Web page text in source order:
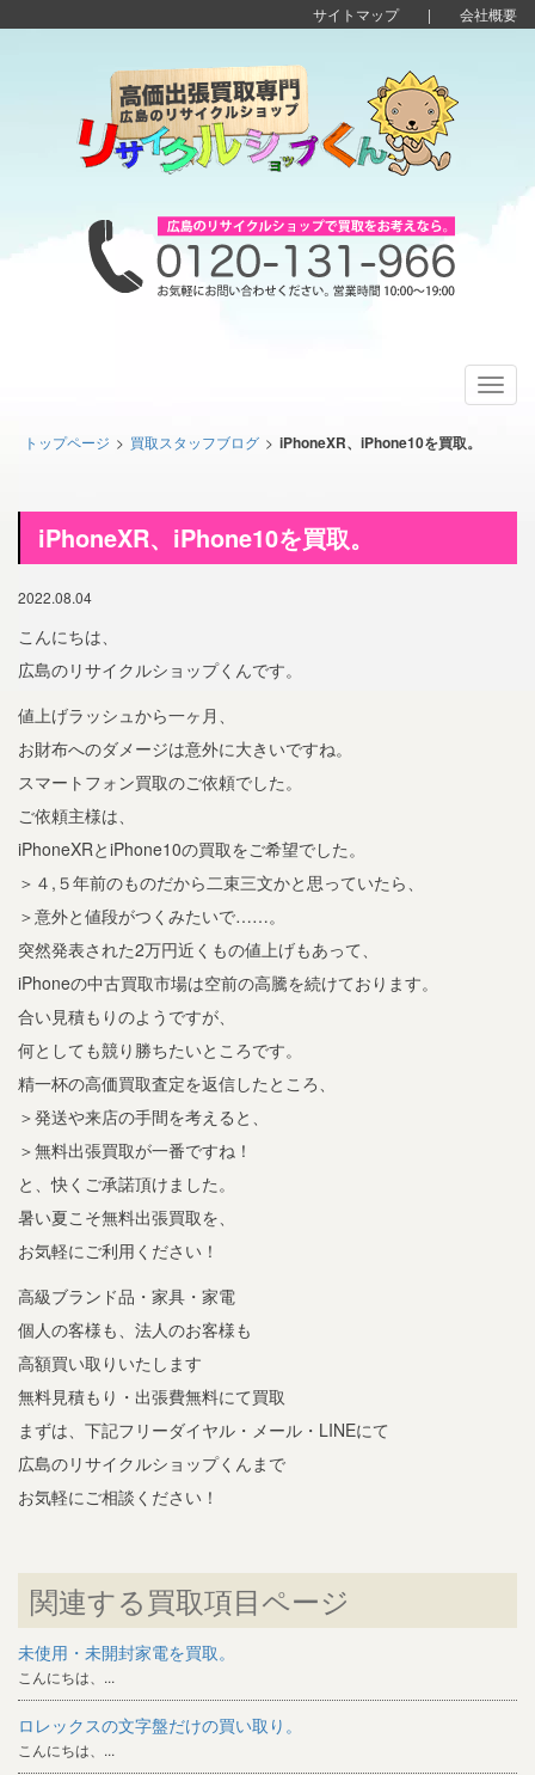
サイトマップ| 会社概要
トップページ > 買取スタッフブログ > iPhoneXR、iPhone10を買取。
iPhoneXR、iPhone10を買取。
2022.08.04
こんにちは、
広島のリサイクルショップくんです。
値上げラッシュから一ヶ月、
お財布へのダメージは意外に大きいですね。
スマートフォン買取のご依頼でした。
ご依頼主様は、
iPhoneXRとiPhone10の買取をご希望でした。
＞４,５年前のものだから二束三文かと思っていたら、
＞意外と値段がつくみたいで……。
突然発表された2万円近くもの値上げもあって、
iPhoneの中古買取市場は空前の高騰を続けております。
合い見積もりのようですが、
何としても競り勝ちたいところです。
精一杯の高価買取査定を返信したところ、
＞発送や来店の手間を考えると、
＞無料出張買取が一番ですね！
と、快くご承諾頂けました。
暑い夏こそ無料出張買取を、
お気軽にご利用ください！
高級ブランド品・家具・家電
個人の客様も、法人のお客様も
高額買い取りいたします
無料見積もり・出張費無料にて買取
まずは、下記フリーダイヤル・メール・LINEにて
広島のリサイクルショップくんまで
お気軽にご相談ください！
関連する買取項目ページ
未使用・未開封家電を買取。
こんにちは、...
ロレックスの文字盤だけの買い取り。
こんにちは、...